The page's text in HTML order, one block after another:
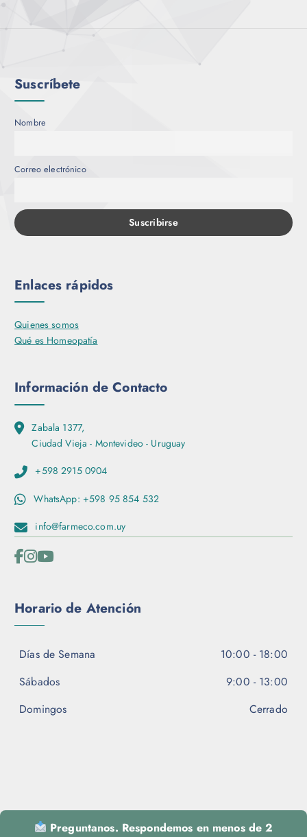
Suscríbete
Nombre
Correo electrónico
Enlaces rápidos
Quienes somos
Qué es Homeopatía
Información de Contacto
Zabala 1377,
Ciudad Vieja - Montevideo - Uruguay
+598 2915 0904
WhatsApp: +598 95 854 532
info@farmeco.com.uy
Horario de Atención
Días de Semana
10:00 - 18:00
Sábados
9:00 - 13:00
Domingos
Cerrado
Preguntanos. Respondemos en menos de 2